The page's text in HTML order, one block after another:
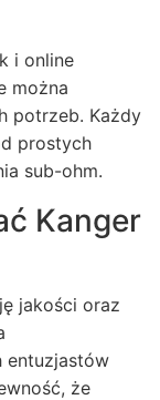
i online
można
potrzeb. Każdy
prostych
sub-ohm.
Kanger
jakości oraz
entuzjastów
że